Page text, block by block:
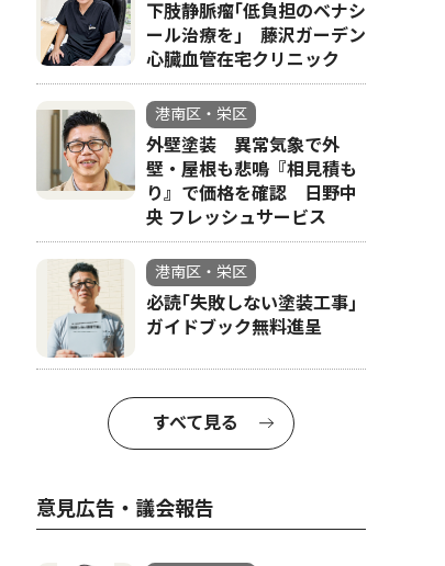
下肢静脈瘤｢低負担のベナシ
ール治療を｣ 藤沢ガーデン
心臓血管在宅クリニック
港南区・栄区
外壁塗装 異常気象で外
壁・屋根も悲鳴『相見積も
り』で価格を確認 日野中
央 フレッシュサービス
港南区・栄区
必読｢失敗しない塗装工事｣
ガイドブック無料進呈
すべて見る
意見広告・議会報告